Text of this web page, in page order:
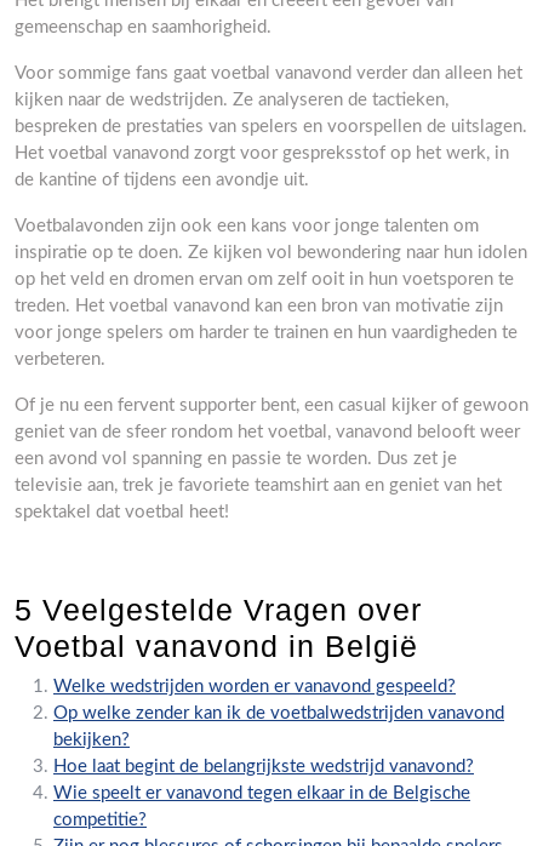
gemeenschap en saamhorigheid.
Voor sommige fans gaat voetbal vanavond verder dan alleen het
kijken naar de wedstrijden. Ze analyseren de tactieken,
bespreken de prestaties van spelers en voorspellen de uitslagen.
Het voetbal vanavond zorgt voor gespreksstof op het werk, in
de kantine of tijdens een avondje uit.
Voetbalavonden zijn ook een kans voor jonge talenten om
inspiratie op te doen. Ze kijken vol bewondering naar hun idolen
op het veld en dromen ervan om zelf ooit in hun voetsporen te
treden. Het voetbal vanavond kan een bron van motivatie zijn
voor jonge spelers om harder te trainen en hun vaardigheden te
verbeteren.
Of je nu een fervent supporter bent, een casual kijker of gewoon
geniet van de sfeer rondom het voetbal, vanavond belooft weer
een avond vol spanning en passie te worden. Dus zet je
televisie aan, trek je favoriete teamshirt aan en geniet van het
spektakel dat voetbal heet!
5 Veelgestelde Vragen over
Voetbal vanavond in België
Welke wedstrijden worden er vanavond gespeeld?
Op welke zender kan ik de voetbalwedstrijden vanavond
bekijken?
Hoe laat begint de belangrijkste wedstrijd vanavond?
Wie speelt er vanavond tegen elkaar in de Belgische
competitie?